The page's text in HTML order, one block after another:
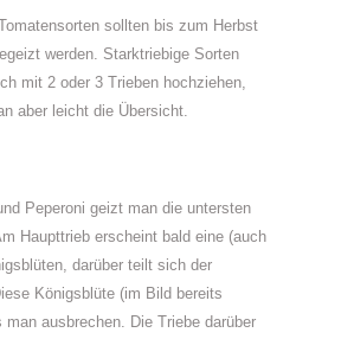
sollten bis zum Herbst
werden. Starktriebige Sorten
mit 2 oder 3 Trieben hochziehen,
aber leicht die Übersicht.
Peperoni geizt man die untersten
Haupttrieb erscheint bald eine (auch
darüber teilt sich der
Königsblüte (im Bild bereits
man ausbrechen. Die Triebe darüber